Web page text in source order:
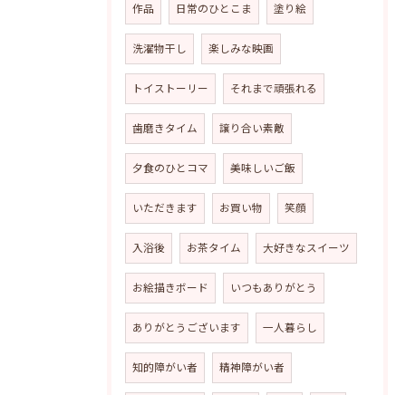
作品 日常のひとこま 塗り絵
洗濯物干し 楽しみな映画
トイストーリー それまで頑張れる
歯磨きタイム 譲り合い素敵
夕食のひとコマ 美味しいご飯
いただきます お買い物 笑顔
入浴後 お茶タイム 大好きなスイーツ
お絵描きボード いつもありがとう
ありがとうございます 一人暮らし
知的障がい者 精神障がい者